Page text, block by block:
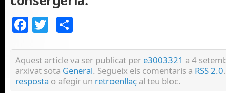
Facebook
Twitter
Aquest article va ser publicat per e3003321 a 4
arxivat sota General. Segueix els comentaris a RSS 2.0
resposta o afegir un retroenllaç al teu bloc.